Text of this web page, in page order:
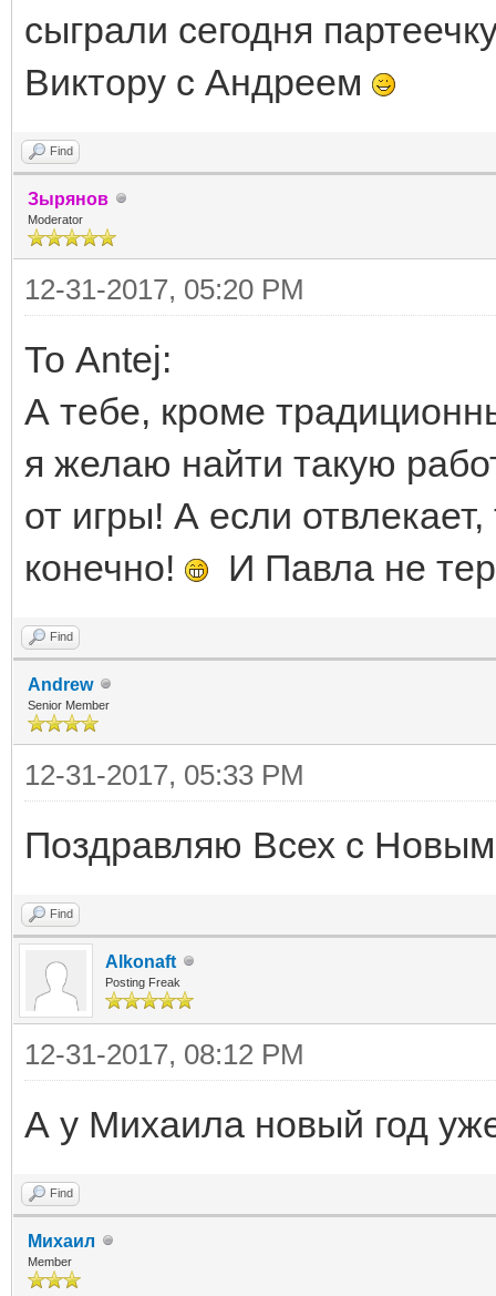
сыграли сегодня
Виктору с Андреем
Find
Зырянов
Moderator
12-31-2017, 05:20 PM
То Antej:
А тебе, кроме
я желаю найти такую
от игры! А если
конечно!
И Павла не
Find
Andrew
Senior Member
12-31-2017, 05:33 PM
Поздравляю Всех с
Find
Alkonaft
Posting Freak
12-31-2017, 08:12 PM
А у Михаила новый год
Find
Михаил
Member